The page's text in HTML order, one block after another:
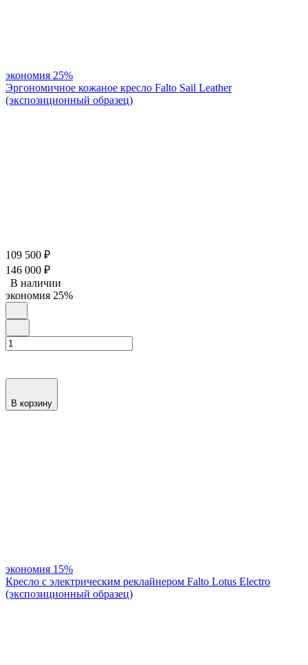
экономия 25%
Эргономичное кожаное кресло Falto Sail Leather
(экспозиционный образец)
109 500 ₽
146 000 ₽
В наличии
экономия 25%
В корзину
экономия 15%
Кресло с электрическим реклайнером Falto Lotus Electro
(экспозиционный образец)